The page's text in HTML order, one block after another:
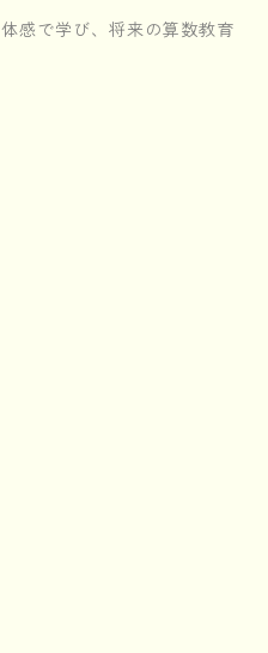
感で学び、将来の算数教育